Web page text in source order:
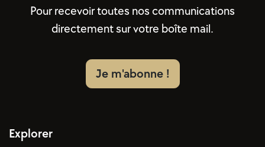
Pour recevoir toutes nos communications
directement sur votre boîte mail.
Je m'abonne !
Explorer